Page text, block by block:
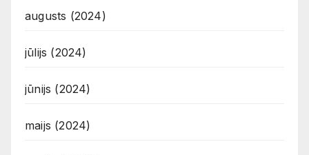
augusts (2024)
jūlijs (2024)
jūnijs (2024)
maijs (2024)